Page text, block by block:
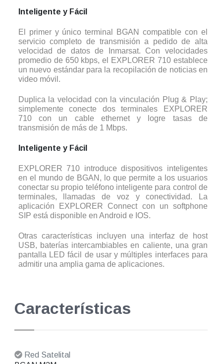
Inteligente y Fácil
El primer y único terminal BGAN compatible con el
servicio completo de transmisión a pedido de alta
velocidad de datos de Inmarsat. Con velocidades
promedio de 650 kbps, el EXPLORER 710 establece
un nuevo estándar para la recopilación de noticias en
video móvil.
Duplica la velocidad con la vinculación Plug & Play;
simplemente conecte dos terminales EXPLORER
710 con un cable ethernet y logre tasas de
transmisión de más de 1 Mbps.
Inteligente y Fácil
EXPLORER 710 introduce dispositivos inteligentes
en el mundo de BGAN, lo que permite a los usuarios
conectar su propio teléfono inteligente para control de
terminales, llamadas de voz y conectividad. La
aplicación EXPLORER Connect con un softphone
SIP está disponible en Android e IOS.
Otras características incluyen una interfaz de host
USB, baterías intercambiables en caliente, una gran
pantalla LED fácil de usar y múltiples interfaces para
admitir una amplia gama de aplicaciones.
Características
Red Satelital